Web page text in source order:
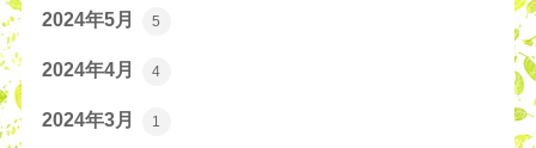
2024年5月 5
2024年4月 4
2024年3月 1